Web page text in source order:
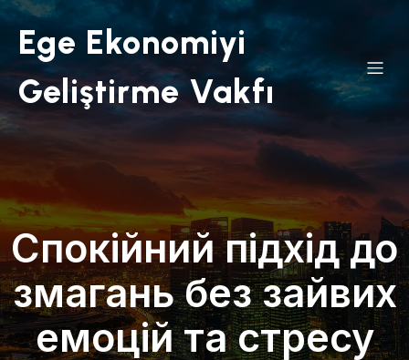
Ege Ekonomiyi
Geliştirme Vakfı
Спокійний підхід до
змагань без зайвих
емоцій та стресу